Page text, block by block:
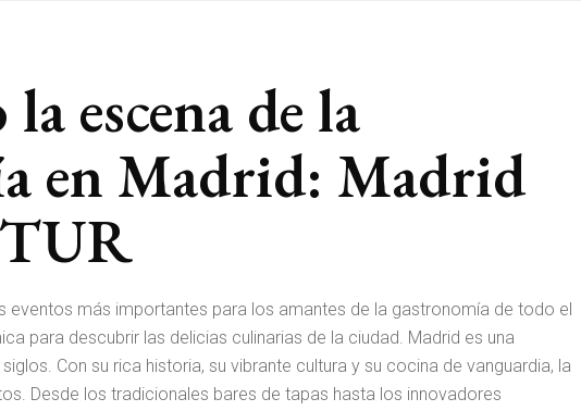
escena de la
en Madrid: Madrid
eventos más importantes para los amantes de la gastronomía de todo el
para descubrir las delicias culinarias de la ciudad. Madrid es una
Con su rica historia, su vibrante cultura y su cocina de vanguardia, la
Desde los tradicionales bares de tapas hasta los innovadores